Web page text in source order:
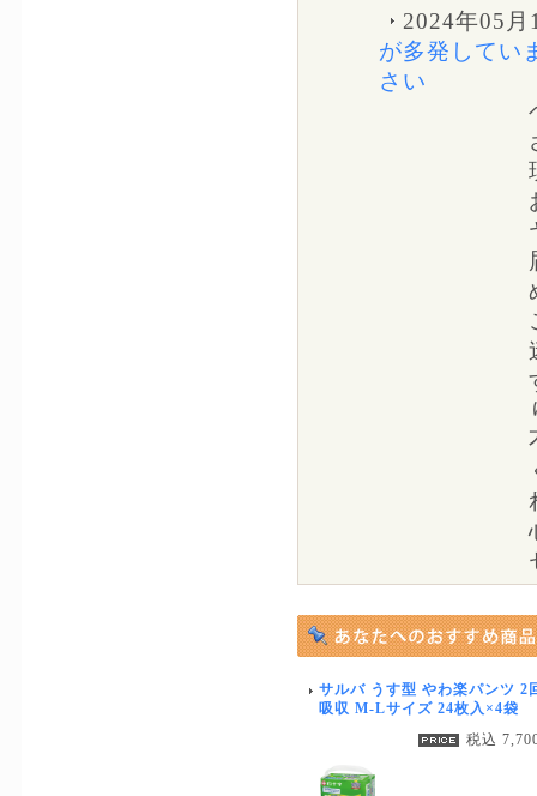
2024年05月
が多発してい
さい
サルバ うす型 やわ楽パンツ 2
吸収 M-Lサイズ 24枚入×4袋
税込